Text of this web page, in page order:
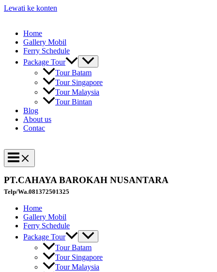
Lewati ke konten
Home
Gallery Mobil
Ferry Schedule
Package Tour
Tour Batam
Tour Singapore
Tour Malaysia
Tour Bintan
Blog
About us
Contac
PT.CAHAYA BAROKAH NUSANTARA
Telp/Wa.081372501325
Home
Gallery Mobil
Ferry Schedule
Package Tour
Tour Batam
Tour Singapore
Tour Malaysia